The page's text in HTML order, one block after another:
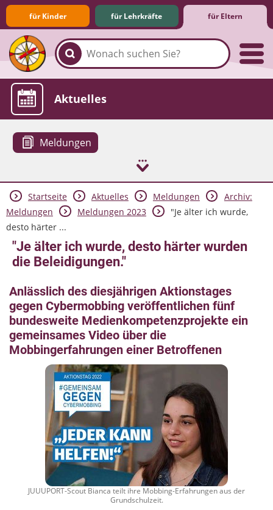
für Kinder für Lehrkräfte für Eltern
Familie & Medien
Spieletipps & Lernsoftware
Die Jüngsten im Netz
Lexikon
Aktuelles
Meldungen
Startseite Aktuelles Meldungen
Archiv:
Meldungen
Meldungen 2023
"Je älter ich wurde,
desto härter ...
"Je älter ich wurde, desto härter wurden
die Beleidigungen."
Anlässlich des diesjährigen Aktionstages
gegen Cybermobbing veröffentlichen fünf
bundesweite Medienkompetenzprojekte ein
gemeinsames Video über die
Mobbingerfahrungen einer Betroffenen
JUUUPORT-Scout Bianca teilt ihre Mobbing-Erfahrungen aus der
Grundschulzeit.